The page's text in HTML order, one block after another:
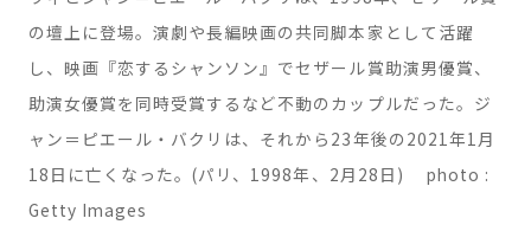
ウィとジャン＝ピエール・バクリは、1998年、セザール賞
の壇上に登場。演劇や長編映画の共同脚本家として活躍
し、映画『恋するシャンソン』でセザール賞助演男優賞、
助演女優賞を同時受賞するなど不動のカップルだった。ジ
ャン＝ピエール・バクリは、それから23年後の2021年1月
18日に亡くなった。(パリ、1998年、2月28日) photo :